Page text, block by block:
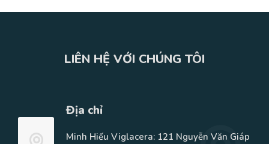
LIÊN HỆ VỚI CHÚNG TÔI
Địa chỉ
Minh Hiếu Viglacera: 121 Nguyễn Văn Giáp